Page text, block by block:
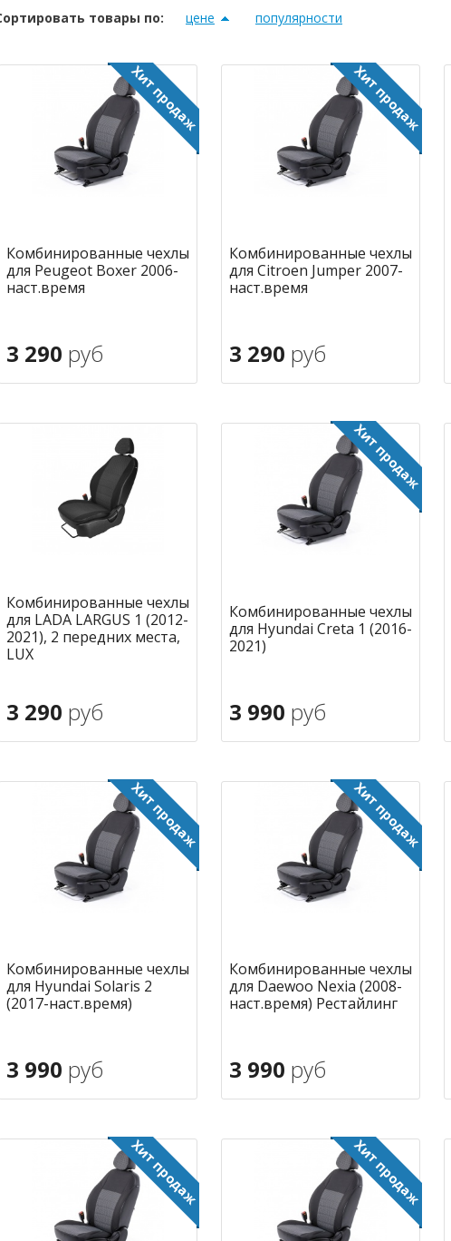
товары по: цене популярности
Комбинированные чехлы
для Peugeot Boxer 2006-
наст.время
3 290 руб
Комбинированные чехлы
для Citroen Jumper 2007-
наст.время
3 290 руб
Комбинированные чехлы
для LADA LARGUS 1 (2012-
2021), 2 передних места,
LUX
3 290 руб
В корзину
Комбинированные чехлы
для Hyundai Creta 1 (2016-
2021)
3 990 руб
В корзину
Комбинированные чехлы
для Hyundai Solaris 2
(2017-наст.время)
3 990 руб
Комбинированные чехлы
для Daewoo Nexia (2008-
наст.время) Рестайлинг
3 990 руб